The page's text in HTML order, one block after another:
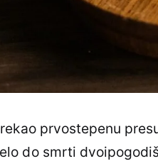
prvostepenu
do smrti